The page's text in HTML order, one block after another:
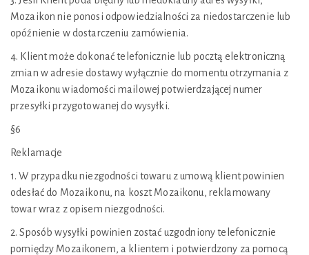
Mozaikon nie ponosi odpowiedzialności za niedostarczenie lub
opóźnienie w dostarczeniu zamówienia.
4. Klient może dokonać telefonicznie lub pocztą elektroniczną
zmian w adresie dostawy wyłącznie do momentu otrzymania z
Mozaikonu wiadomości mailowej potwierdzającej numer
przesyłki przygotowanej do wysyłki.
§6
Reklamacje
1. W przypadku niezgodności towaru z umową klient powinien
odesłać do Mozaikonu, na koszt Mozaikonu, reklamowany
towar wraz z opisem niezgodności.
2. Sposób wysyłki powinien zostać uzgodniony telefonicznie
pomiędzy Mozaikonem, a klientem i potwierdzony za pomocą